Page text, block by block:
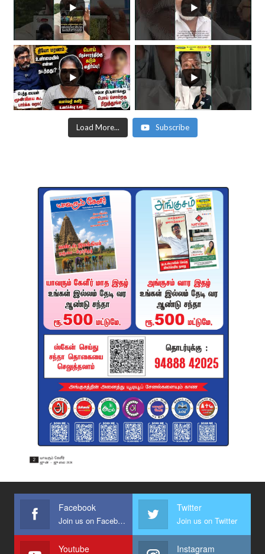
Load More... Subscribe
Facebook
Join us on Facebook
Twitter
Join us on Twitter
Youtube Instagram